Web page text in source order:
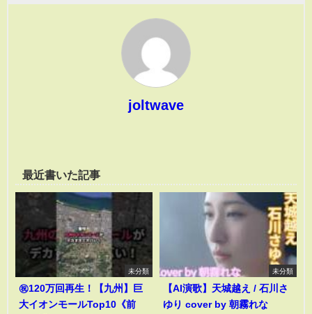
joltwave
最近書いた記事
未分類
㊗️120万回再生！【九州】巨
大イオンモールTop10《前
未分類
【AI演歌】天城越え / 石川さ
ゆり cover by 朝霧れな